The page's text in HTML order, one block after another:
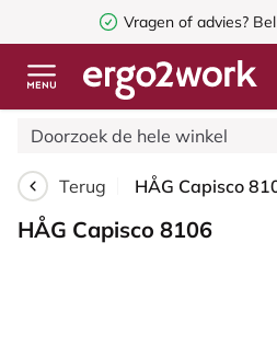
Vragen of advies? Bel
Terug
HÅG Capisco 8106